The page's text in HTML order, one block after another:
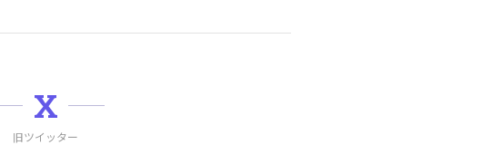
X
旧ツイッター